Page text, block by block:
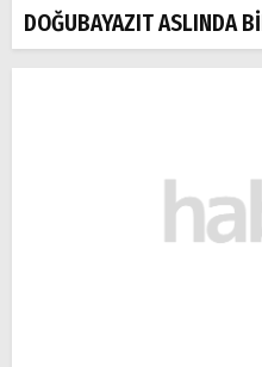
DOĞUBAYAZIT ASLINDA